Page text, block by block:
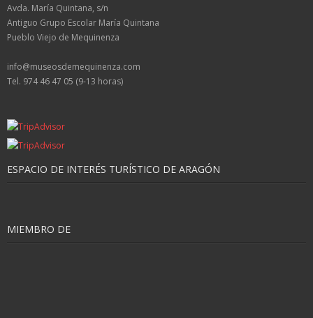
Avda. María Quintana, s/n
Antiguo Grupo Escolar María Quintana
Pueblo Viejo de Mequinenza
info@museosdemequinenza.com
Tel. 974 46 47 05 (9-13 horas)
ESPACIO DE INTERÉS TURÍSTICO DE ARAGÓN
MIEMBRO DE